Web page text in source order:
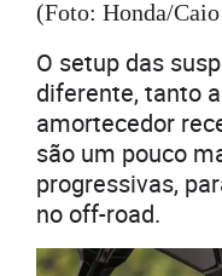
(Foto: Honda/
O setup das
diferente, tanto
amortecedor
são um pouco
progressivas,
no off-road.